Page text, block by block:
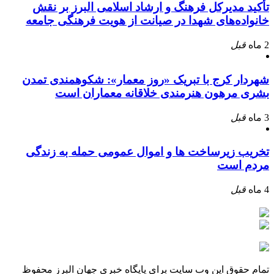
تأکید مدیرکل فرهنگ و ارشاد اسلامی البرز بر نقش
خانواده‌های شهدا در صیانت از هویت فرهنگی جامعه
2 ماه قبل
شهردار کرج با تبریک «روز معمار»: شکوهمندی تمدن
بشری مرهون هنرمندی خلاقانه معماران است
3 ماه قبل
تخریب زیرساخت ها و اموال عمومی حمله به زندگی
مردم است
4 ماه قبل
تمام حقوق این وب سایت برای پایگاه خبری جهان البرز محفوظ